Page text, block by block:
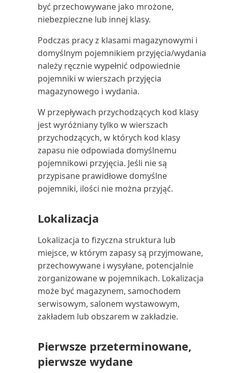
Transakcje międzyfirmowe
(raport)
Ubezpieczenie: analiza (raport)
Ubezpieczenie: całkowita
wartość ubezpieczona ...
Ubezpieczenie: nieubezpieczone
ŚT (raport)
Ubezpieczenie: szczegóły
pokrycia (raport)
jednopoziomowe (raport)
Umowa serwisowa (raport)
Umowa serwisowa: Sprzedawca
(raport)
Umowa serwisowa: nabywca
(raport)
Umowa serwisowa: szczegóły
(raport)
być przechowywane jako mrożone,
niebezpieczne lub innej klasy.
Podczas pracy z klasami magazynowymi i
domyślnym pojemnikiem przyjęcia/wydania
należy ręcznie wypełnić odpowiednie
pojemniki w wierszach przyjęcia
magazynowego i wydania.
W przepływach przychodzących kod klasy
jest wyróżniany tylko w wierszach
przychodzących, w których kod klasy
zapasu nie odpowiada domyślnemu
pojemnikowi przyjęcia. Jeśli nie są
przypisane prawidłowe domyślne
pojemniki, ilości nie można przyjąć.
Lokalizacja
Lokalizacja to fizyczna struktura lub
miejsce, w którym zapasy są przyjmowane,
przechowywane i wysyłane, potencjalnie
zorganizowane w pojemnikach. Lokalizacja
może być magazynem, samochodem
serwisowym, salonem wystawowym,
zakładem lub obszarem w zakładzie.
Pierwsze przeterminowane,
pierwsze wydane